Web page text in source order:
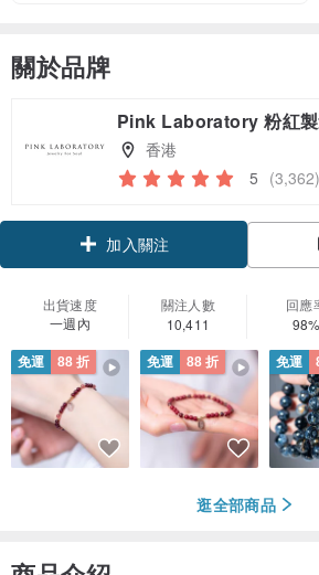
關於品牌
Pink Laboratory 粉紅
香港
5 (3,362)
加入關注
出貨速度
一週內
關注人數
10,411
回應
98%
免運 88 折 免運 88 折 免運
逛全部商品